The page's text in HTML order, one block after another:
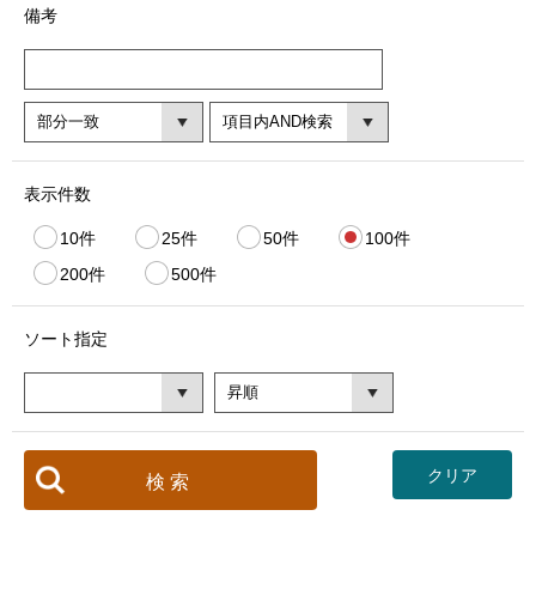
備考
表示件数
10件 25件 50件
100件
200件
500件
ソート指定